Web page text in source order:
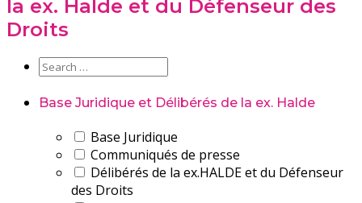
la ex. Halde et du Défenseur des
Droits
Base Juridique et Délibérés de la ex. Halde
Base Juridique
Communiqués de presse
Délibérés de la ex.HALDE et du Défenseur
des Droits